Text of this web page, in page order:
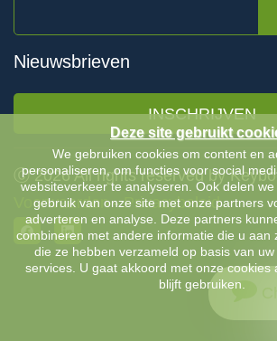
Nieuwsbrieven
INSCHRIJVEN
Ⓒ 2026 All rights reserved by
Voorwaarden-Privacybeleid
Deze site gebruikt
We gebruiken cookies om content en
personaliseren, om functies voor social
websiteverkeer te analyseren. Ook delen
gebruik van onze site met onze partners
adverteren en analyse. Deze partners
combineren met andere informatie die u aan
die ze hebben verzameld op basis van
services. U gaat akkoord met onze cookies
blijft gebruiken.